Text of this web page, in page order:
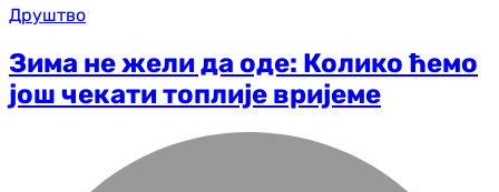
Друштво
Зима не жели да оде: Колико ћемо
још чекати топлије вријеме